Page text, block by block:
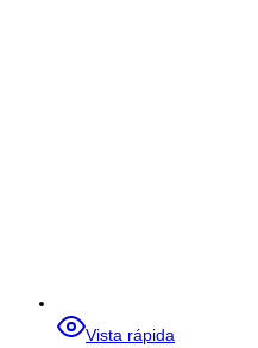
Vista rápida